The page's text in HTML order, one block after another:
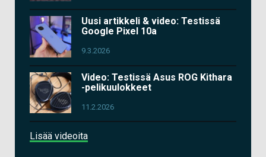
Uusi artikkeli & video: Testissä
Google Pixel 10a
9.3.2026
Video: Testissä Asus ROG Kithara
-pelikuulokkeet
11.2.2026
Lisää videoita